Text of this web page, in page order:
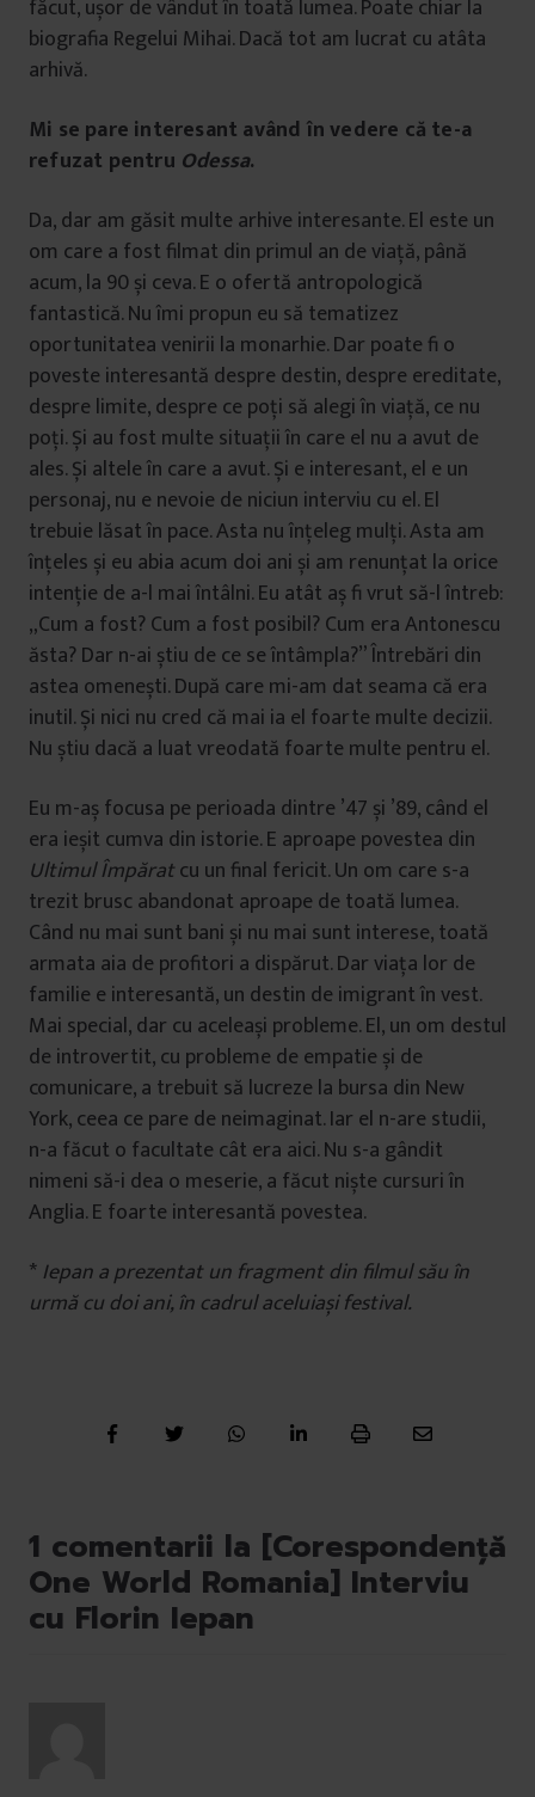
făcut, ușor de vândut în toată lumea. Poate chiar la
biografia Regelui Mihai. Dacă tot am lucrat cu atâta
arhivă.
Mi se pare interesant având în vedere că te-a
refuzat pentru Odessa.
Da, dar am găsit multe arhive interesante. El este un
om care a fost filmat din primul an de viață, până
acum, la 90 și ceva. E o ofertă antropologică
fantastică. Nu îmi propun eu să tematizez
oportunitatea venirii la monarhie. Dar poate fi o
poveste interesantă despre destin, despre ereditate,
despre limite, despre ce poți să alegi în viață, ce nu
poți. Și au fost multe situații în care el nu a avut de
ales. Și altele în care a avut. Și e interesant, el e un
personaj, nu e nevoie de niciun interviu cu el. El
trebuie lăsat în pace. Asta nu înțeleg mulți. Asta am
înțeles și eu abia acum doi ani și am renunțat la orice
intenție de a-l mai întâlni. Eu atât aș fi vrut să-l întreb:
„Cum a fost? Cum a fost posibil? Cum era Antonescu
ăsta? Dar n-ai știu de ce se întâmpla?” Întrebări din
astea omenești. După care mi-am dat seama că era
inutil. Și nici nu cred că mai ia el foarte multe decizii.
Nu știu dacă a luat vreodată foarte multe pentru el.
Eu m-aș focusa pe perioada dintre ’47 și ’89, când el
era ieșit cumva din istorie. E aproape povestea din
Ultimul Împăratcu un final fericit. Un om care s-a
trezit brusc abandonat aproape de toată lumea.
Când nu mai sunt bani și nu mai sunt interese, toată
armata aia de profitori a dispărut. Dar viața lor de
familie e interesantă, un destin de imigrant în vest.
Mai special, dar cu aceleași probleme. El, un om destul
de introvertit, cu probleme de empatie și de
comunicare, a trebuit să lucreze la bursa din New
York, ceea ce pare de neimaginat. Iar el n-are studii,
n-a făcut o facultate cât era aici. Nu s-a gândit
nimeni să-i dea o meserie, a făcut niște cursuri în
Anglia. E foarte interesantă povestea.
* Iepan a prezentat un fragment din filmul său în
urmă cu doi ani, în cadrul aceluiași festival.
1 comentarii la [Corespondență
One World Romania] Interviu
cu Florin Iepan